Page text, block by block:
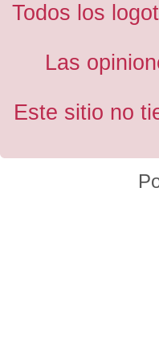
Todos los
Las
Este sitio no